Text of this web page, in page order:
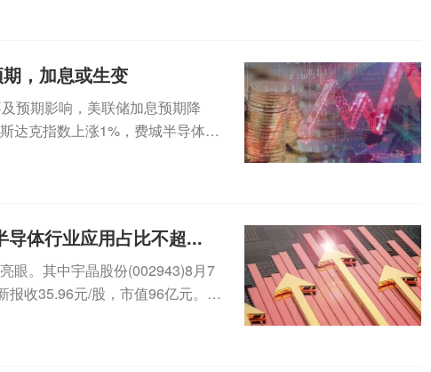
，加息或生变
预期影响，美联储加息预期降
达克指数上涨1%，费城半导体指
导体行业应用占比不超...
眼。其中宇晶股份(002943)8月7
收35.96元/股，市值96亿元。8